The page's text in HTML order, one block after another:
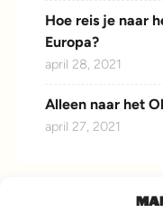
Hoe reis je naar
Europa?
april 28, 2021
Alleen naar het
april 27, 2021
CONNECT WITH US